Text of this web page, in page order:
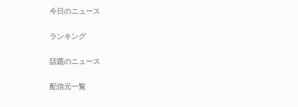
今日のニュース
ランキング
話題のニュース
配信元一覧